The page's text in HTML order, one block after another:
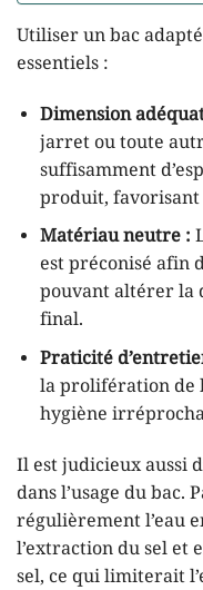
Utiliser un bac
essentiels :
Dimension
jarret ou toute
suffisamment
produit, favorisant
Matériau neutre :
est préconisé afin
pouvant altérer la
final.
Praticité
la prolifération de
hygiène
Il est judicieux aussi
dans l’usage du bac.
régulièrement l’eau
l’extraction du sel et
sel, ce qui limiterait